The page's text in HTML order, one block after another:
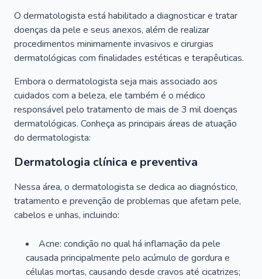
O dermatologista está habilitado a diagnosticar e tratar
doenças da pele e seus anexos, além de realizar
procedimentos minimamente invasivos e cirurgias
dermatológicas com finalidades estéticas e terapêuticas.
Embora o dermatologista seja mais associado aos
cuidados com a beleza, ele também é o médico
responsável pelo tratamento de mais de 3 mil doenças
dermatológicas. Conheça as principais áreas de atuação
do dermatologista:
Dermatologia clínica e preventiva
Nessa área, o dermatologista se dedica ao diagnóstico,
tratamento e prevenção de problemas que afetam pele,
cabelos e unhas, incluindo:
Acne: condição no qual há inflamação da pele
causada principalmente pelo acúmulo de gordura e
células mortas, causando desde cravos até cicatrizes;